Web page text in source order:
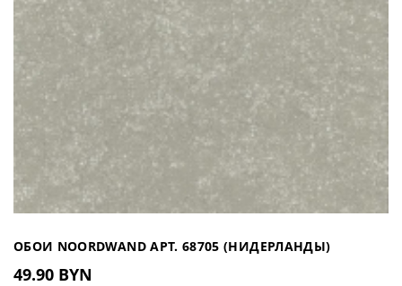
ОБОИ NOORDWAND АРТ. 68705 (НИДЕРЛАНДЫ)
49.90 BYN